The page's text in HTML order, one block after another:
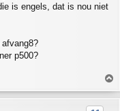
is engels, dat is nou niet
p500?
p